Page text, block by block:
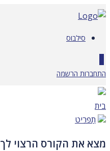
דלג
לתוכן
סילבוס
התחברות הרשמה
בית
תַפרִיט
מצא את הקורס הרצוי לך